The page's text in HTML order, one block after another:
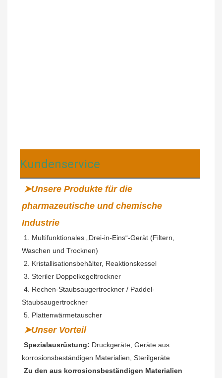
Kundenservice
➤Unsere Produkte für die
pharmazeutische und chemische
Industrie
Waschen und Trocknen)
2. Kristallisationsbehälter, Reaktionskessel
3. Steriler Doppelkegeltrockner
Staubsaugertrockner
5. Plattenwärmetauscher
➤Unser Vorteil
Spezialausrüstung: Druckgeräte, Geräte aus
korrosionsbeständigen Materialien, Sterilgeräte
Zu den aus korrosionsbeständigen Materialien